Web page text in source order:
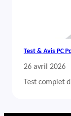
Test & Avis PC
26 avril 2026
Test complet